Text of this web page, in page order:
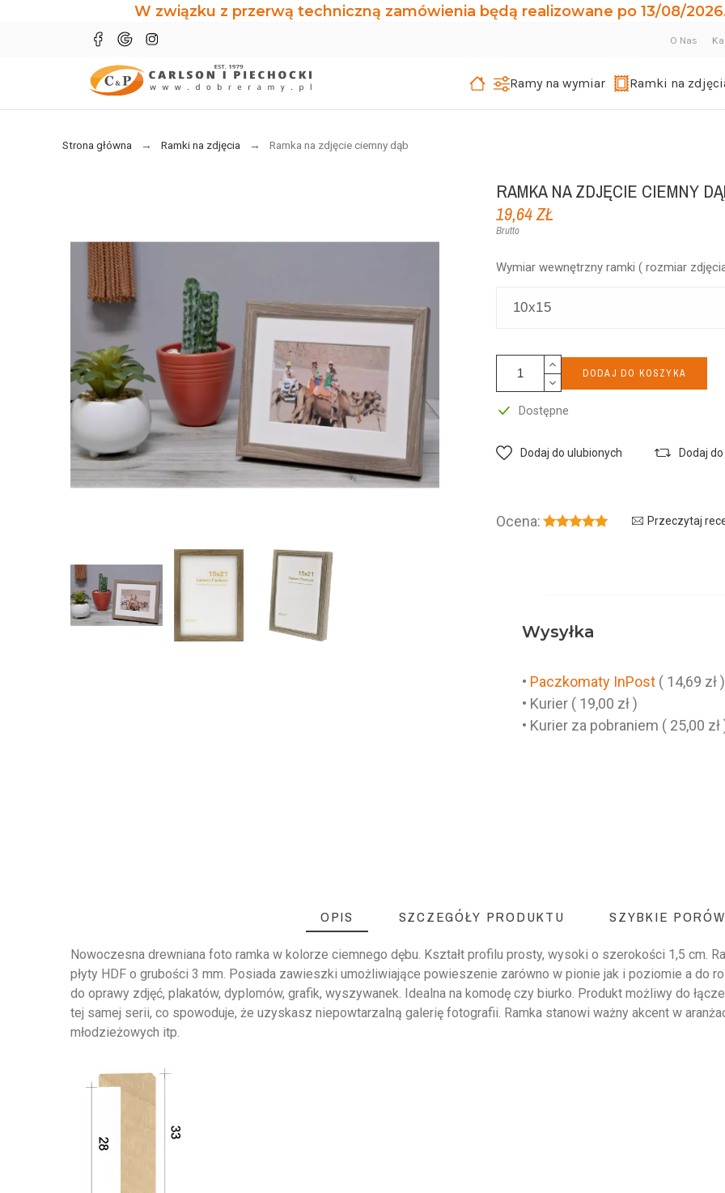
W związku z przerwą techniczną zamówienia będą realizowane po 13/08/
O Nas
Ramy na wymiar Ramki na
Strona główna Ramki na zdjęcia Ramka na zdjęcie ciemny dąb
RAMKA NA ZDJĘCIE CIEMNY
19,64 ZŁ
Brutto
Wymiar wewnętrzny ramki ( rozmiar
DODAJ DO KOSZYKA
Dostępne
Dodaj do ulubionych Dodaj
Ocena: Przeczytaj
Wysyłka
• Paczkomaty InPost ( 14,69 zł )
• Kurier ( 19,00 zł )
• Kurier za pobraniem ( 25,00 zł
OPIS SZCZEGÓŁY PRODUKTU SZYBKIE
Nowoczesna drewniana foto ramka w kolorze ciemnego dębu. Kształt profilu prosty, wysoki o szerokości 1,5 cm.
płyty HDF o grubości 3 mm. Posiada zawieszki umożliwiające powieszenie zarówno w pionie jak i poziomie a do
do oprawy zdjęć, plakatów, dyplomów, grafik, wyszywanek. Idealna na komodę czy biurko. Produkt możliwy do
tej samej serii, co spowoduje, że uzyskasz niepowtarzalną galerię fotografii. Ramka stanowi ważny akcent w
młodzieżowych itp.